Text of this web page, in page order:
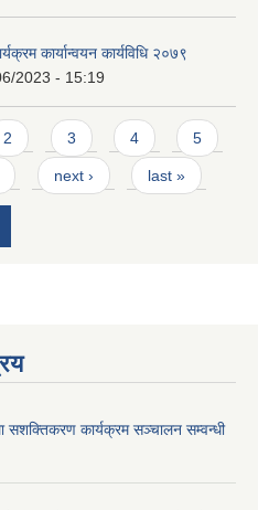
कार्यान्वयन कार्यविधि २०७९
2023 - 15:19
2 3 4 5
next › last »
सशक्तिकरण कार्यक्रम सञ्चालन सम्वन्धी